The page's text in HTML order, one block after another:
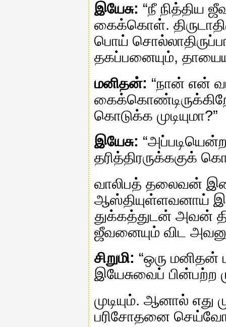
இயேசு: “நீ நித்திய
கைக்கொள்.
பொய்
தகப்பனையும்,
மனிதன்: “நான் என்
கொடுக்க முடியுமா?”
இயேசு:
தரித்திரருக்ககுக்
வாலிபத் தலைவன்
ஆஸ்தியுள்ளவனாய்
துக்கத்துடன் அவன்
ஜீவனையும் விட
சிறுமி: “ஒரு
இயேசுவைப் பின்பற்ற
முடியும். ஆனால் எது
பரிசோதனை